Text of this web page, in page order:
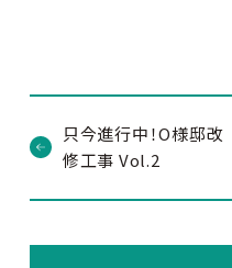
只今進行中！O様邸改
修工事 Vol.2